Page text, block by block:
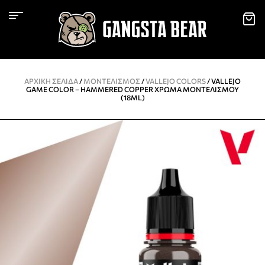
ΑΡΧΙΚΉ ΣΕΛΊΔΑ/ ΜΟΝΤΕΛΙΣΜΌΣ /VALLEJO COLORS/ VALLEJO
GAME COLOR – HAMMERED COPPER ΧΡΏΜΑ ΜΟΝΤΕΛΙΣΜΟΎ
(18ML)